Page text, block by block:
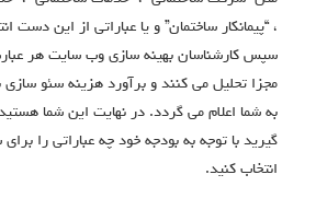
، “پیمانکار ساختمان” و یا عباراتی از این دست
سپس کارشناسان بهینه سازی وب سایت هر
مجزا تحلیل می کنند و برآورد هزینه سئو سازی
به شما اعلام می گردد. در نهایت این شما
گیرید با توجه به بودجه خود چه عباراتی را
انتخاب کنید.